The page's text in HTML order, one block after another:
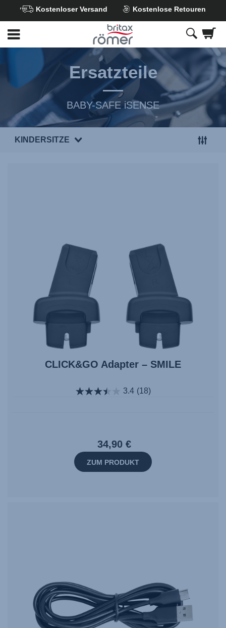
Hauptinhalt
springen
Kostenloser Versand Kostenlose Retouren
Ersatzteile
BABY-SAFE iSENSE
KINDERSITZE
CLICK&GO Adapter – SMILE
3.4 (18)
34,90 €
ZUM PRODUKT